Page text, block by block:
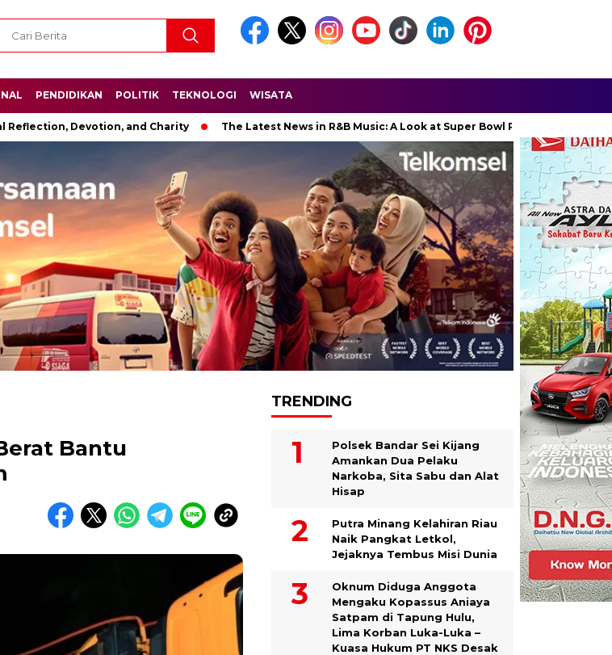
PENDIDIKAN POLITIK TEKNOLOGI WISATA
Devotion, and Charity The Latest News in R&B Music: A Look at Super Bowl Performances, New
Bantu
TRENDING
Polsek Bandar Sei Kijang
Amankan Dua Pelaku
Narkoba, Sita Sabu dan Alat
Hisap
Putra Minang Kelahiran Riau
Naik Pangkat Letkol,
Jejaknya Tembus Misi Dunia
Oknum Diduga Anggota
Mengaku Kopassus Aniaya
Satpam di Tapung Hulu,
Lima Korban Luka-Luka –
Kuasa Hukum PT NKS Desak